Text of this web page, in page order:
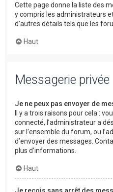
Cette page donne la liste des
y compris les administrateurs
d’autres détails tels que les
Haut
Messagerie privée
Je ne peux pas envoyer de
Il y a trois raisons pour cela :
connecté, l’administrateur a
sur l’ensemble du forum, ou
d’envoyer des messages.
plus d’informations.
Haut